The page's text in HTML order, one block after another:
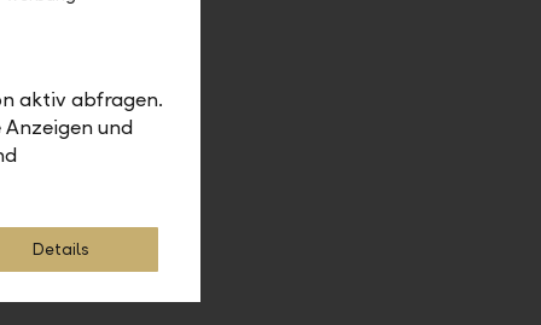
Ende
aktiv abfragen.
und
Details